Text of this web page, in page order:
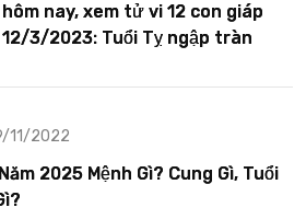
nay, xem tử vi 12 con giáp
3/2023: Tuổi Tỵ ngập tràn
11/2022
2025 Mệnh Gì? Cung Gì, Tuổi